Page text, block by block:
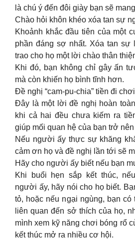
là chú ý đến đôi giày bạn sẽ
Chào hỏi khôn khéo xóa tan sự
Khoảnh khắc đầu tiên của một
phần đáng sợ nhất. Xóa tan sự
trao cho họ một lời chào thân
Khi đó, bạn không chỉ gây ấn
mà còn khiến họ bình tĩnh hơn.
Đề nghị “cam-pu-chia” tiền đi chơi
Đây là một lời đề nghị hoàn
khi cả hai đều chưa kiếm ra
giúp mối quan hệ của bạn trở
Nếu người ấy thực sự khăng
cảm ơn họ và đề nghị lần tới sẽ
Hãy cho người ấy biết nếu bạn
Khi buổi hẹn sắp kết thúc,
người ấy, hãy nói cho họ biết.
tỏ, hoặc nếu ngại ngùng, bạn
liên quan đến sở thích của họ,
mình xem kỹ năng chơi bóng rổ
kết thúc mở ra nhiều cơ hội.